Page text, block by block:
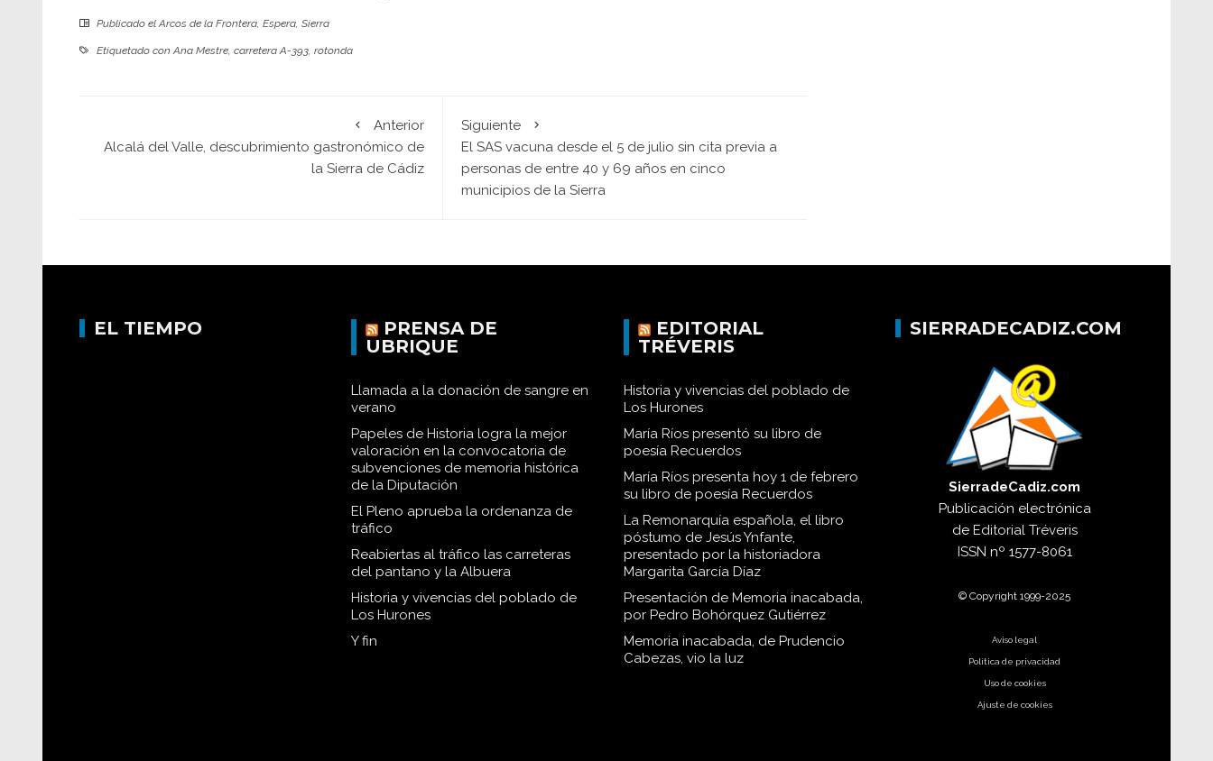
Publicado elArcos de la Frontera, Espera, Sierra
Etiquetado conAna Mestre, carretera A-393, rotonda
Anterior
Alcalá del Valle, descubrimiento gastronómico de
la Sierra de Cádiz
Siguiente
El SAS vacuna desde el 5 de julio sin cita previa a
personas de entre 40 y 69 años en cinco
municipios de la Sierra
EL TIEMPO
PRENSA DE
UBRIQUE
Llamada a la donación de sangre en
verano
Papeles de Historia logra la mejor
valoración en la convocatoria de
subvenciones de memoria histórica
de la Diputación
El Pleno aprueba la ordenanza de
tráfico
Reabiertas al tráfico las carreteras
del pantano y la Albuera
Historia y vivencias del poblado de
Los Hurones
Y fin
EDITORIAL
TRÉVERIS
Historia y vivencias del poblado de
Los Hurones
María Ríos presentó su libro de
poesía Recuerdos
María Ríos presenta hoy 1 de febrero
su libro de poesía Recuerdos
La Remonarquía española, el libro
póstumo de Jesús Ynfante,
presentado por la historiadora
Margarita García Díaz
Presentación de Memoria inacabada,
por Pedro Bohórquez Gutiérrez
Memoria inacabada, de Prudencio
Cabezas, vio la luz
SIERRADECADIZ.COM
SierradeCadiz.com
Publicación electrónica
de Editorial Tréveris
ISSN nº 1577-8061
© Copyright 1999-2025
Aviso legal
Política de privacidad
Uso de cookies
Ajuste de cookies